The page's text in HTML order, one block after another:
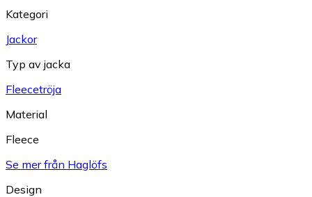
Kategori
Jackor
Typ av jacka
Fleecetröja
Material
Fleece
Se mer från Haglöfs
Design